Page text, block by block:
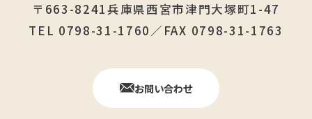
〒663-8241兵庫県西宮市津門大塚町1-47
TEL 0798-31-1760／FAX 0798-31-1763
お問い合わせ